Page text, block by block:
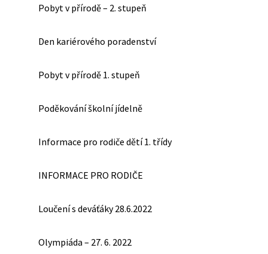
Pobyt v přírodě – 2. stupeň
Den kariérového poradenství
Pobyt v přírodě 1. stupeň
Poděkování školní jídelně
Informace pro rodiče dětí 1. třídy
INFORMACE PRO RODIČE
Loučení s deváťáky 28.6.2022
Olympiáda – 27. 6. 2022